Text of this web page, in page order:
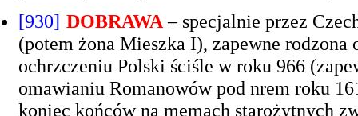
[930] DOBRAWA – specjalnie przez
(potem żona Mieszka I), zapewne
ochrzczeniu Polski ściśle w roku 966
omawianiu Romanowów pod nrem roku
koniec końców na memach starożytnych